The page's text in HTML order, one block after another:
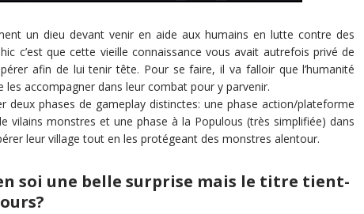
un dieu devant venir en aide aux humains en lutte contre des
c’est que cette vieille connaissance vous avait autrefois privé de
afin de lui tenir tête. Pour se faire, il va falloir que l’humanité
accompagner dans leur combat pour y parvenir.
deux phases de gameplay distinctes: une phase action/plateforme
vilains monstres et une phase à la Populous (très simplifiée) dans
leur village tout en les protégeant des monstres alentour.
soi une belle surprise mais le titre tient-